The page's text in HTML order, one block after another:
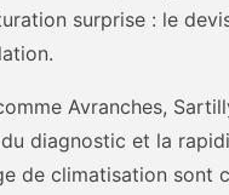
surprise : le
Avranches,
diagnostic et la
de climatisation sont